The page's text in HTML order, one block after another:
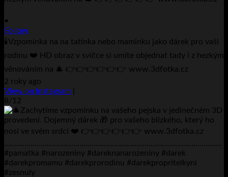
•
Follow
🕯️Vzpomínka na na tatínka nebo maminku jako dárek pro vaši
rodinu ❤️ HD obraz v svíčce si umíte objednat tady i z hezkým
věnováním na 🎄 👉👉👉👉👉👉 www.3dfotka.cz
2 roky ago
View on Instagram
8/12